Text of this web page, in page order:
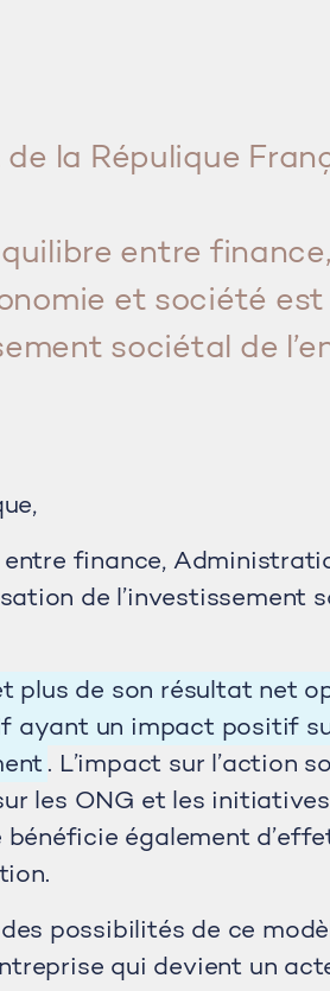
la Répulique
entre finance,
et société est
sociétal de
finance,
de l’investissement
plus de son résultat net
ayant un impact positif
. L’impact sur l’action
les ONG et les
bénéficie également
possibilités de ce
qui devient un